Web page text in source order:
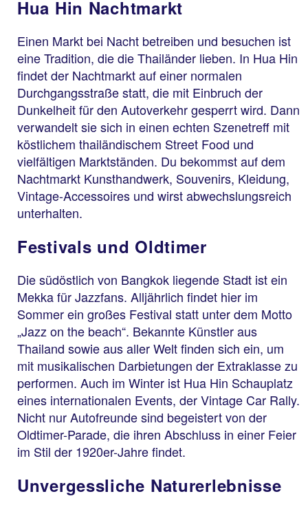
Hua Hin Nachtmarkt
Einen Markt bei Nacht betreiben und besuchen ist
eine Tradition, die die Thailänder lieben. In Hua Hin
findet der Nachtmarkt auf einer normalen
Durchgangsstraße statt, die mit Einbruch der
Dunkelheit für den Autoverkehr gesperrt wird. Dann
verwandelt sie sich in einen echten Szenetreff mit
köstlichem thailändischem Street Food und
vielfältigen Marktständen. Du bekommst auf dem
Nachtmarkt Kunsthandwerk, Souvenirs, Kleidung,
Vintage-Accessoires und wirst abwechslungsreich
unterhalten.
Festivals und Oldtimer
Die südöstlich von Bangkok liegende Stadt ist ein
Mekka für Jazzfans. Alljährlich findet hier im
Sommer ein großes Festival statt unter dem Motto
„Jazz on the beach“. Bekannte Künstler aus
Thailand sowie aus aller Welt finden sich ein, um
mit musikalischen Darbietungen der Extraklasse zu
performen. Auch im Winter ist Hua Hin Schauplatz
eines internationalen Events, der Vintage Car Rally.
Nicht nur Autofreunde sind begeistert von der
Oldtimer-Parade, die ihren Abschluss in einer Feier
im Stil der 1920er-Jahre findet.
Unvergessliche Naturerlebnisse